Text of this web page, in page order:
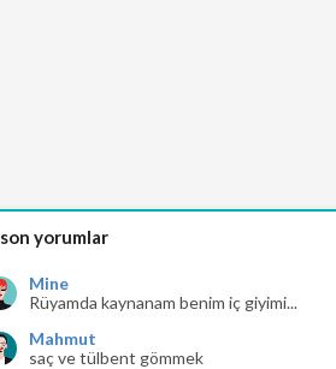
yorumlar
Mine
Rüyamda kaynanam benim iç giyimi...
Mahmut
saç ve tülbent gömmek